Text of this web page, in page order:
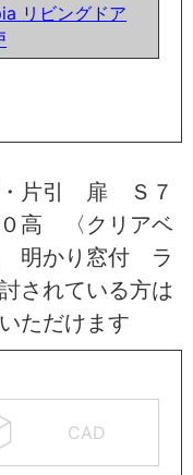
リビングドア
片引 扉 Ｓ７
高 〈クリアベ
明かり窓付 ラ
されている方は
ただけます
CAD